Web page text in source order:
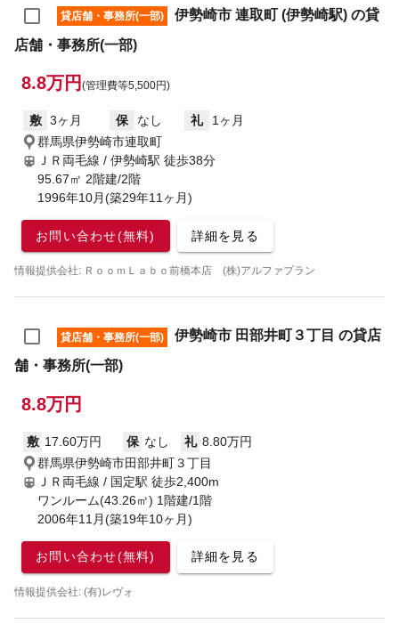
貸店舗・事務所(一部)
伊勢崎市 連取町 (伊勢崎駅) の貸
店舗・事務所(一部)
8.8万円 (管理費等5,500円)
敷 3ヶ月 保 なし 礼
1ヶ月
群馬県伊勢崎市連取町
ＪＲ両毛線 / 伊勢崎駅 徒歩38分
95.67㎡ 2階建/2階
1996年10月(築29年11ヶ月)
お問い合わせ(無料) 詳細を見る
情報提供会社: ＲｏｏｍＬａｂｏ前橋本店 (株)アルファプラン
貸店舗・事務所(一部)
伊勢崎市 田部井町３丁目 の貸店
舗・事務所(一部)
8.8万円
敷 17.60万円 保 なし 礼 8.80万円
群馬県伊勢崎市田部井町３丁目
ＪＲ両毛線 / 国定駅 徒歩2,400m
ワンルーム(43.26㎡) 1階建/1階
2006年11月(築19年10ヶ月)
お問い合わせ(無料) 詳細を見る
情報提供会社: (有)レヴォ